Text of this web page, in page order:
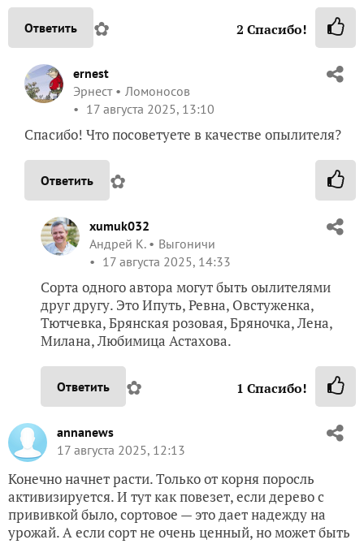
Ответить ✿ 2 Спасибо!
ernest
Эрнест
Ломоносов
17 августа 2025, 13:10
Спасибо! Что посоветуете в качестве опылителя?
Ответить ✿
xumuk032
Андрей К.
Выгоничи
17 августа 2025, 14:33
Сорта одного автора могут быть оылителями
друг другу. Это Ипуть, Ревна, Овстуженка,
Тютчевка, Брянская розовая, Бряночка, Лена,
Милана, Любимица Астахова.
Ответить ✿ 1 Спасибо!
annanews
17 августа 2025, 12:13
Конечно начнет расти. Только от корня поросль
активизируется. И тут как повезет, если дерево с
прививкой было, сортовое — это дает надежду на
урожай. А если сорт не очень ценный, но может быть